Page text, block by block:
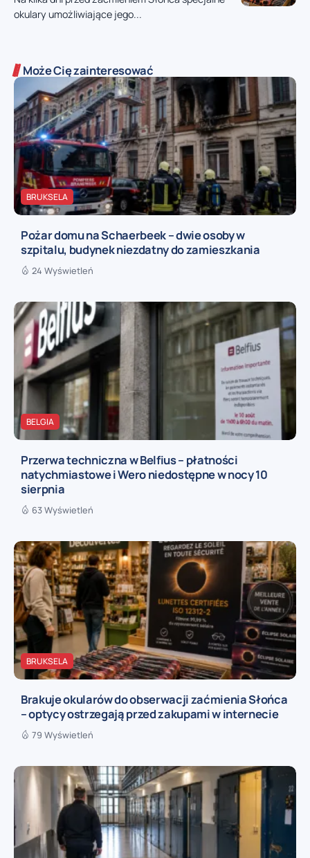
okulary umożliwiające jego...
Może Cię zainteresować
BRUKSELA
Pożar domu na Schaerbeek – dwie osoby w
szpitalu, budynek niezdatny do zamieszkania
24 Wyświetleń
BELGIA
Przerwa techniczna w Belfius – płatności
natychmiastowe i Wero niedostępne w nocy 10
sierpnia
63 Wyświetleń
BRUKSELA
Brakuje okularów do obserwacji zaćmienia Słońca
– optycy ostrzegają przed zakupami w internecie
79 Wyświetleń